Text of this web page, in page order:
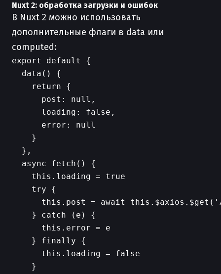
Nuxt 2: обработка загрузки и ошибок
В Nuxt 2 можно использовать
дополнительные флаги в data или
computed:
export default {
  data() {
    return {
      post: null,
      loading: false,
      error: null
    }
  },
  async fetch() {
    this.loading = true
    try {
this.post = await
    } catch (e) {
      this.error = e
    } finally {
      this.loading = false
    }